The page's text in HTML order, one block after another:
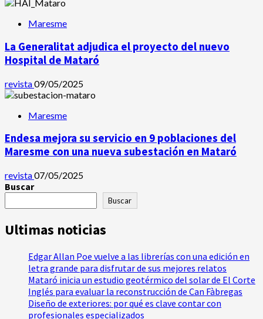
Maresme
La Generalitat adjudica el proyecto del nuevo
Hospital de Mataró
revista09/05/2025
Maresme
Endesa mejora su servicio en 9 poblaciones del
Maresme con una nueva subestación en Mataró
revista07/05/2025
Buscar
Buscar
Ultimas noticias
Edgar Allan Poe vuelve a las librerías con una edición en
letra grande para disfrutar de sus mejores relatos
Mataró inicia un estudio geotérmico del solar de El Corte
Inglés para evaluar la reconstrucción de Can Fàbregas
Diseño de exteriores: por qué es clave contar con
profesionales especializados